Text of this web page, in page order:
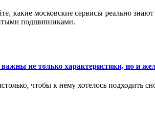
какие московские сервисы реально
подшипниками.
не только характеристики, но и
чтобы к нему хотелось подходить